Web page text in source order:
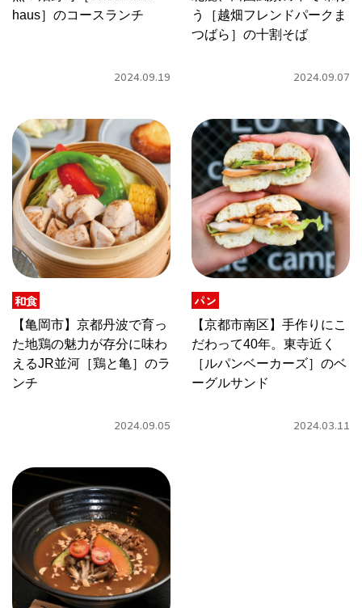
私と店のはなし
CULTURE
すべて
おすすめの展覧会
おすすめの映画
誠光社で選びました。
おすすめのイベント
haus］のコースランチ
2024.09.19
う［越畑フレンドパークま
つばら］の十割そば
2024.09.07
和食
【亀岡市】京都丹波で育っ
た地鶏の魅力が存分に味わ
えるJR並河［鶏と亀］のラ
ンチ
2024.09.05
パン
【京都市南区】手作りにこ
だわって40年。東寺近く
［ルパンベーカーズ］のベ
ーグルサンド
2024.03.11